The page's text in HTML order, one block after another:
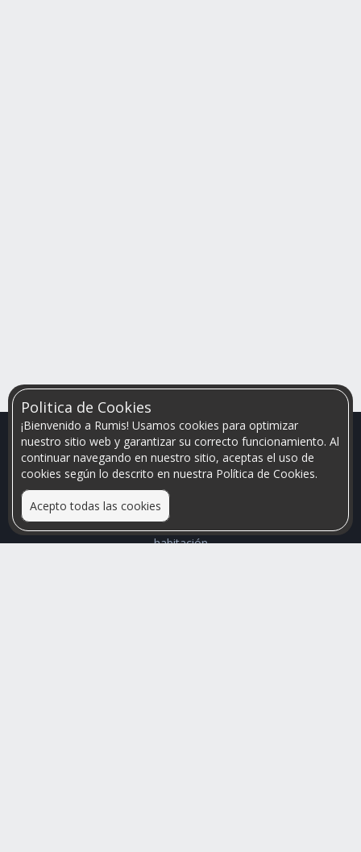
Politica de Cookies
¡Bienvenido a Rumis! Usamos cookies para optimizar
nuestro sitio web y garantizar su correcto funcionamiento. Al
continuar navegando en nuestro sitio, aceptas el uso de
cookies según lo descrito en nuestra Política de Cookies.
Acepto todas las cookies
Relacionamos personas que arriendan con las que buscan una
habitación